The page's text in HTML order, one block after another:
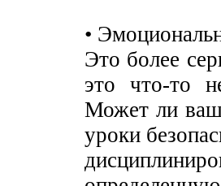
•
Это более
это что-то
Может ли ваш
уроки